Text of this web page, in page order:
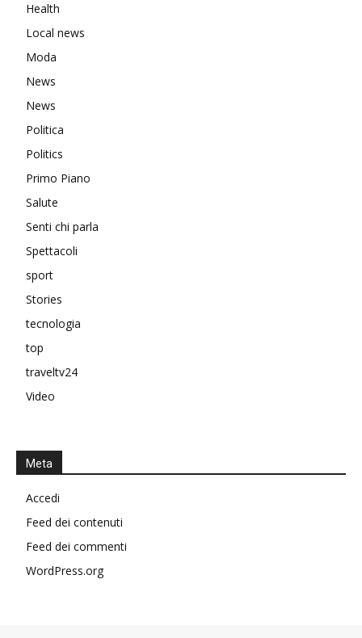
Health
Local news
Moda
News
News
Politica
Politics
Primo Piano
Salute
Senti chi parla
Spettacoli
sport
Stories
tecnologia
top
traveltv24
Video
Meta
Accedi
Feed dei contenuti
Feed dei commenti
WordPress.org